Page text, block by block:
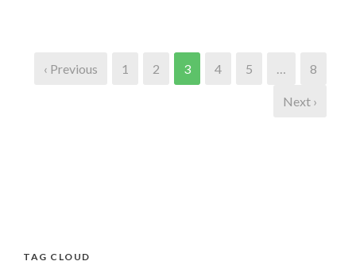
‹ Previous 1 2 3 4 5 … 8
Next ›
TAG CLOUD